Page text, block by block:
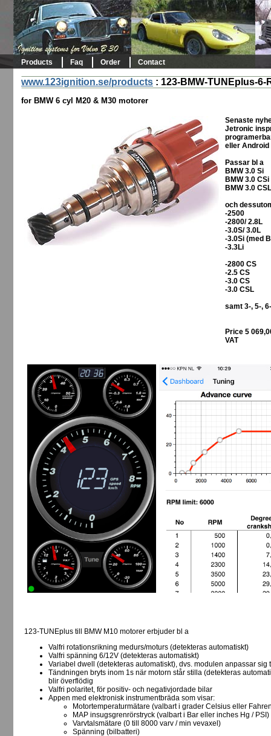
Products Faq Order Contact
www.123ignition.se/products : 123-BMW-TUNEplus-6-
for BMW 6 cyl M20 & M30 motorer
Senaste
Jetronic
eller Android
Passar bl a
BMW 3.0 Si
BMW 3.0 CSi
BMW 3.0 CSL
och
-2500
-2800/ 2.8L
-3.0S/ 3.0L
-3.0Si (med
-3.3Li
-2800 CS
-2.5 CS
-3.0 CS
-3.0 CSL
samt 3-, 5-,
Price 5
VAT
123-TUNEplus till BMW M10 motorer erbjuder bl a
Valfri rotationsrikning medurs/moturs (detekteras automatiskt)
Valfri spänning 6/12V (detekteras automatiskt)
Variabel dwell (detekteras automatiskt), dvs. modulen anpassar
Tändningen bryts inom 1s när motorn står stilla (detekteras
blir överflödig
Valfri polaritet, för positiv- och negativjordade bilar
Appen med elektronisk instrumentbräda som visar:
Motortemperaturmätare (valbart i grader Celsius eller
MAP insugsgrenrörstryck (valbart i Bar eller inches Hg / PSI)
Varvtalsmätare (0 till 8000 varv / min vevaxel)
Spänning (bilbatteri)